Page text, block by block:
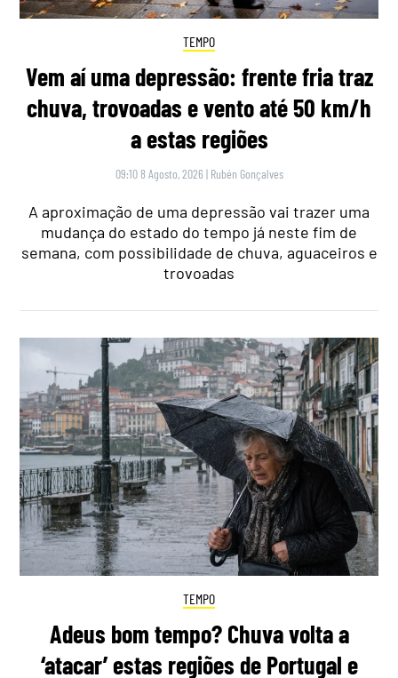
TEMPO
Vem aí uma depressão: frente fria traz
chuva, trovoadas e vento até 50 km/h
a estas regiões
09:10 8 Agosto, 2026 | Rubén Gonçalves
A aproximação de uma depressão vai trazer uma
mudança do estado do tempo já neste fim de
semana, com possibilidade de chuva, aguaceiros e
trovoadas
TEMPO
Adeus bom tempo? Chuva volta a
‘atacar’ estas regiões de Portugal e